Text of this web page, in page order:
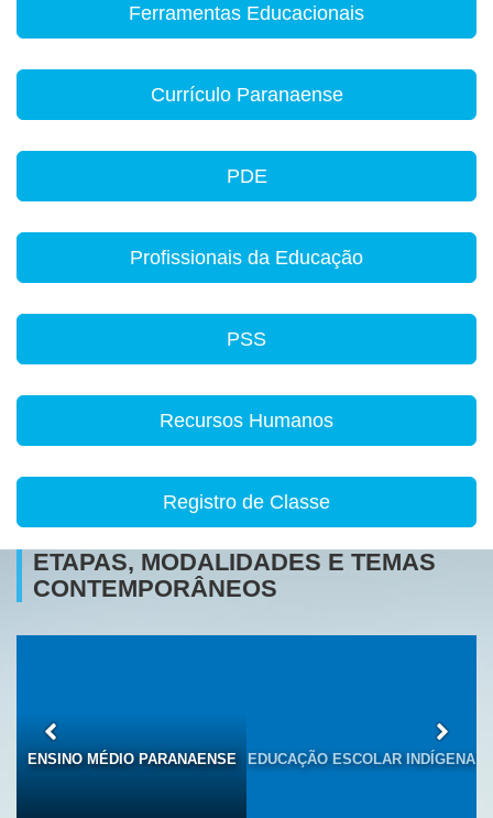
Ferramentas Educacionais
Currículo Paranaense
PDE
Profissionais da Educação
PSS
Recursos Humanos
Registro de Classe
ETAPAS, MODALIDADES E TEMAS
CONTEMPORÂNEOS
ENSINO MÉDIO PARANAENSE
EDUCAÇÃO ESCOLAR INDÍGENA